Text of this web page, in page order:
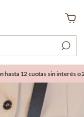
12 cuotas sin interés o